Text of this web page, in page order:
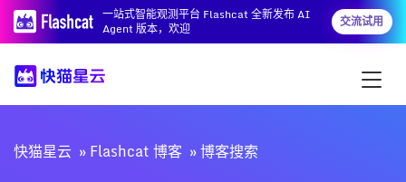
一站式智能观测平台 Flashcat 全新发布 AI
Agent 版本，欢迎
交流试用
快猫星云 Flashcat 博客 博客搜索